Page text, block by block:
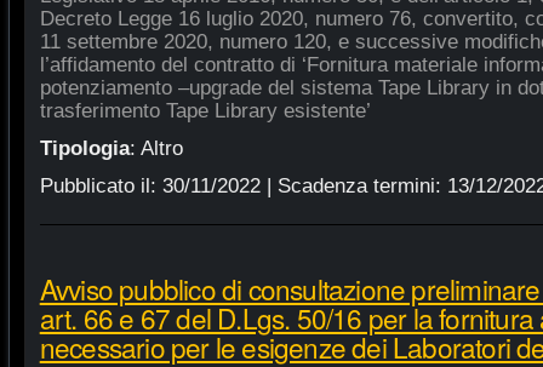
Decreto Legge 16 luglio 2020, numero 76, convertito,
11 settembre 2020, numero 120, e successive
l’affidamento del contratto di ‘Fornitura materiale
potenziamento –upgrade del sistema Tape Library in
trasferimento Tape Library esistente’
Tipologia: Altro
Pubblicato il: 30/11/2022| Scadenza termini: 13/12/
Avviso pubblico di consultazione
art. 66 e 67 del D.Lgs. 50/16 per la
necessario per le esigenze dei Laboratori